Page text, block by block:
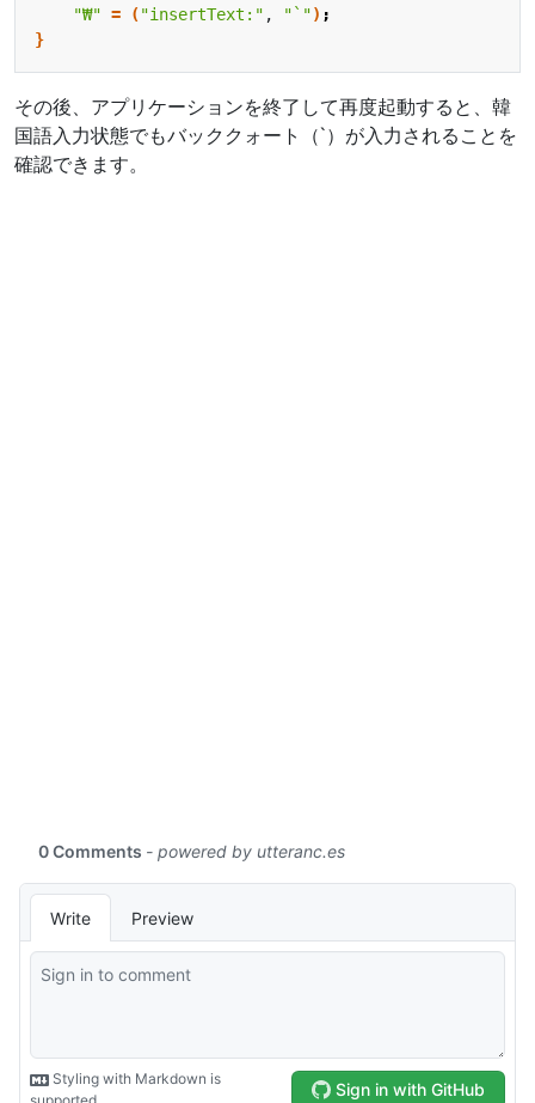
"₩" = ("insertText:" , "`") ;
}
その後、アプリケーションを終了して再度起動すると、韓
国語入力状態でもバッククォート（`）が入力されることを
確認できます。